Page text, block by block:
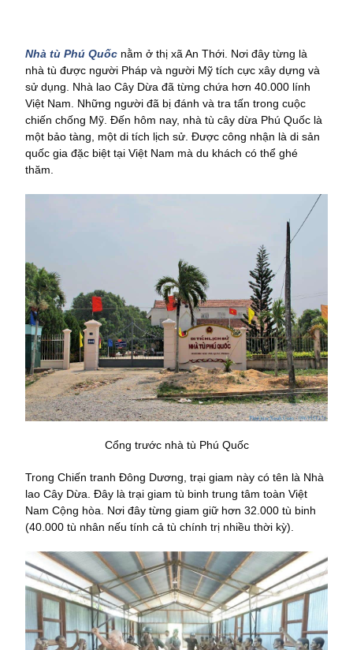
Nhà tù Phú Quốc nằm ở thị xã An Thới. Nơi đây từng là
nhà tù được người Pháp và người Mỹ tích cực xây dựng và
sử dụng. Nhà lao Cây Dừa đã từng chứa hơn 40.000 lính
Việt Nam. Những người đã bị đánh và tra tấn trong cuộc
chiến chống Mỹ. Đến hôm nay, nhà tù cây dừa Phú Quốc là
một bảo tàng, một di tích lịch sử. Được công nhận là di sản
quốc gia đặc biệt tại Việt Nam mà du khách có thể ghé
thăm.
Cổng trước nhà tù Phú Quốc
Trong Chiến tranh Đông Dương, trại giam này có tên là Nhà
lao Cây Dừa. Đây là trại giam tù binh trung tâm toàn Việt
Nam Cộng hòa. Nơi đây từng giam giữ hơn 32.000 tù binh
(40.000 tù nhân nếu tính cả tù chính trị nhiều thời kỳ).